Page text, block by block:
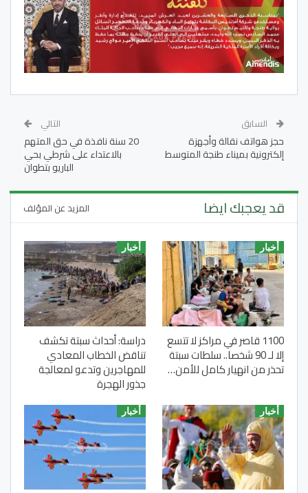
السابق
حجز هواتف نقالة وأجهزة
إلكترونية بميناء طنجة المتوسط
التالي
20 سنة نافذة في حق المتهم
بالاعتداء على شرطي بحي
الباريو بتطوان
قد يعجبك ايضا المزيد عن المؤلف
أخبار
1100 قاصر في مراكز لا تتسع
إلا لـ 90 شخصا.. سلطات سبتة
تحذر من انهيار كامل للأمن…
أخبار
دراسة: أحداث سبتة تكشف
تناقض الخطاب المعادي
للمهاجرين وتدعو لمعالجة
جذور الهجرة
أخبار أخبار